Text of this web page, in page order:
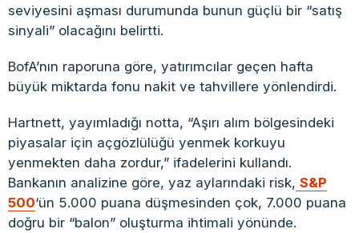
seviyesini aşması durumunda bunun güçlü bir “satış
sinyali” olacağını belirtti.
BofA’nın raporuna göre, yatırımcılar geçen hafta
büyük miktarda fonu nakit ve tahvillere yönlendirdi.
Hartnett, yayımladığı notta, “Aşırı alım bölgesindeki
piyasalar için açgözlülüğü yenmek korkuyu
yenmekten daha zordur,” ifadelerini kullandı.
Bankanın analizine göre, yaz aylarındaki risk, S&P
500‘ün 5.000 puana düşmesinden çok, 7.000 puana
doğru bir “balon” oluşturma ihtimali yönünde.